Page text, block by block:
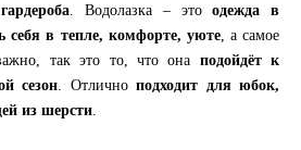
. Водолазка – этоодежда в
себя в тепле, комфорте, уюте, а самое
так это то, что она подойдёт к
сезон . Отлично подходит для юбок,
из шерсти